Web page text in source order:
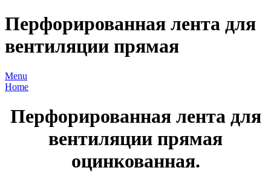
Перфорированная лента для
вентиляции прямая
Menu
Home
Перфорированная лента для
вентиляции прямая
оцинкованная.